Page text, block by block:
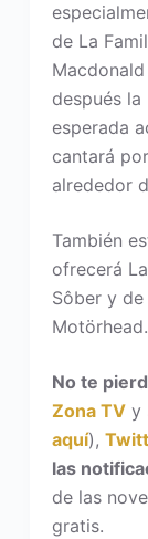
de La
después
esperada
cantará
alrededor
También
ofrecerá
Sôber y
Motörhead.
No te
Zona TVy
aquí),
las
de las
gratis.